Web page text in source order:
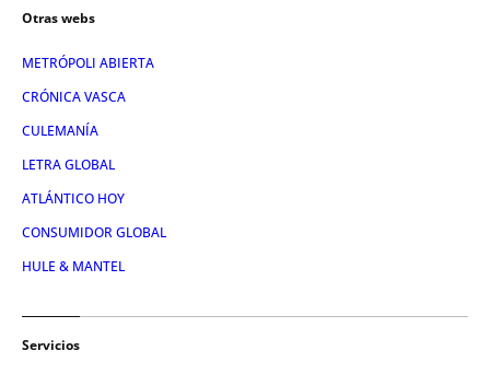
Otras webs
METRÓPOLI ABIERTA
CRÓNICA VASCA
CULEMANÍA
LETRA GLOBAL
ATLÁNTICO HOY
CONSUMIDOR GLOBAL
HULE & MANTEL
Servicios